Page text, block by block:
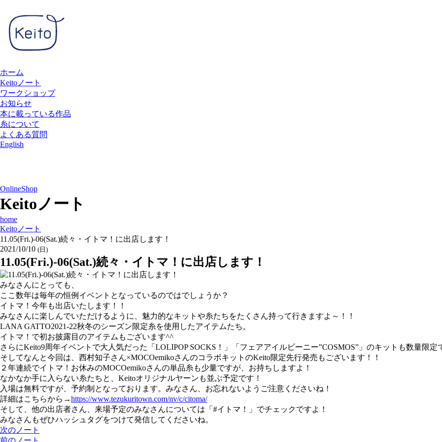
ホーム
Keitoノート
ワークショップ
お知らせ
本に載っている作品
糸について
よくある質問
English
OnlineShop
Keitoノート
home
Keitoノート
11.05(Fri.)-06(Sat.)続々・イトマ！に出店します！
2021/10/10 (日)
11.05(Fri.)-06(Sat.)続々・イトマ！に出店します！
みなさんにとっても、
ここ数年は毎年の恒例イベントとなっているのではでしょうか？
イトマ！今年も出店いたします！！
みなさんに楽しんでいただけるように、魅力的なキットや糸たちをたくさん持って行きますよ～！！
LANA GATTO2021-22秋冬のシーズン限定糸を使用したアイテムたち。
イトマ！で初お披露目のアイテムもございます^^
さらにKeito9周年イベントで大人気だった「LOLIPOP SOCKS！」「フェアアイルビーニー”COSMOS”」のキットも数量限定
そしてなんと今回は、西村知子さん×MOCOemikoさんのコラボキットのKeito限定先行発売もございます！！
２年連続でイトマ！お休みのMOCOemikoさんの単品糸も少量ですが、お持ちしますよ！
なかなか手に入らない糸たちと、Keitoオリジナルヤーンも並ぶ予定です！
入場は無料ですが、予約制となっております。みなさん、お忘れないようご注意くださいね！
詳細はこちらから→https://www.tezukuritown.com/nv/c/citoma/
そして、他の出店者さん、来場予定のみなさんについては「#イトマ！」でチェックですよ！
みなさんもぜひハッシュタグをつけて発信してくださいね。
次のノート
前のノート